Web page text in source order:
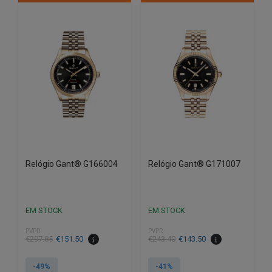
Relógio Gant® G166004
EM STOCK
PVPR
€297.85
O
original
€151.50
O
atual
-49%
Relógio Gant® G171007
EM STOCK
PVPR
€243.40
O
original
€143.50
O
atual
-41%